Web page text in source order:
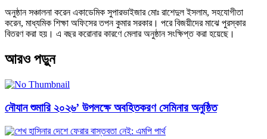
অনুষ্ঠান সঞ্চালনা করেন একাডেমিক সুপারভাইজার মোঃ রাশেদুল ইসলাম, সহযোগীতা
করেন, মাধ্যমিক শিক্ষা অফিসের তপন কুমার সরকার। পরে বিজয়ীদের মাঝে পুরস্কার
বিতরণ করা হয়। এ বছর করোনার কারণে মেলার অনুষ্ঠান সংক্ষিপ্ত করা হয়েছে।
আরও পড়ুন
নৌযান শুমারি ২০২৬’ উপলক্ষে অবহিতকরণ সেমিনার অনুষ্ঠিত